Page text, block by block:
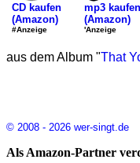
CD kaufen
(Amazon)
#Anzeige
mp3 kaufen
(Amazon)
'Anzeige
aus dem Album "That
© 2008 - 2026 wer-singt.de
Als Amazon-Partner